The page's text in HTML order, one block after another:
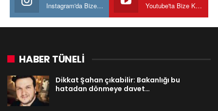
Instagram'da Bize katılın Youtube'ta Bize Katılın
HABER TÜNELİ
Dikkat Şahan çıkabilir: Bakanlığı bu
hatadan dönmeye davet…